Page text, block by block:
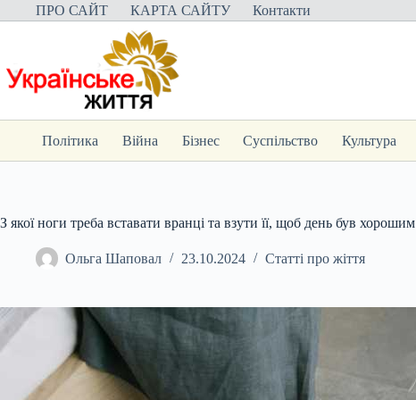
Перейти
до
ПРО САЙТ КАРТА САЙТУ Контакти
Політика Війна Бізнес Суспільство Культура
З якої ноги треба вставати вранці та взути її, щоб день був хорошим
Ольга Шаповал 23.10.2024 Статті про жіття